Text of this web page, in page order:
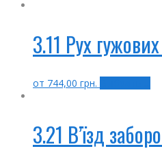
3.11 Рух
от 744,00 грн.
3.21 В’їзд